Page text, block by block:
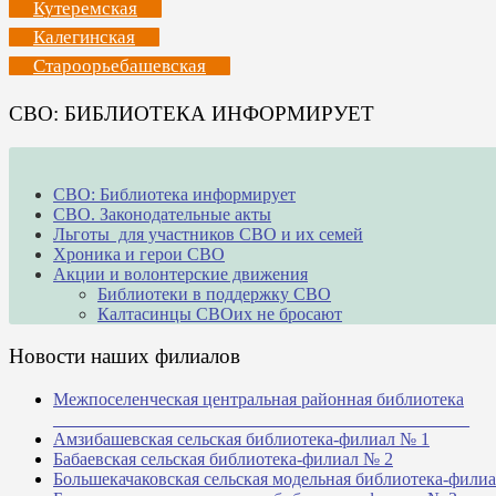
Кутеремская
Калегинская
Староорьебашевская
СВО: БИБЛИОТЕКА ИНФОРМИРУЕТ
СВО: Библиотека информирует
СВО. Законодательные акты
Льготы для участников СВО и их семей
Хроника и герои СВО
Акции и волонтерские движения
Библиотеки в поддержку СВО
Калтасинцы СВОих не бросают
Новости наших филиалов
Межпоселенческая центральная районная библиотека
Амзибашевская сельская библиотека-филиал № 1
Бабаевская сельская библиотека-филиал № 2
Большекачаковская сельская модельная библиотека-